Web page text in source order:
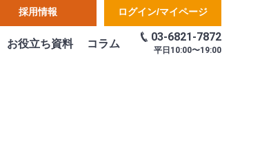
採用情報 ログイン/マイページ
03-6821-7872
平日 10:00〜19:00
お役立ち資料 コラム